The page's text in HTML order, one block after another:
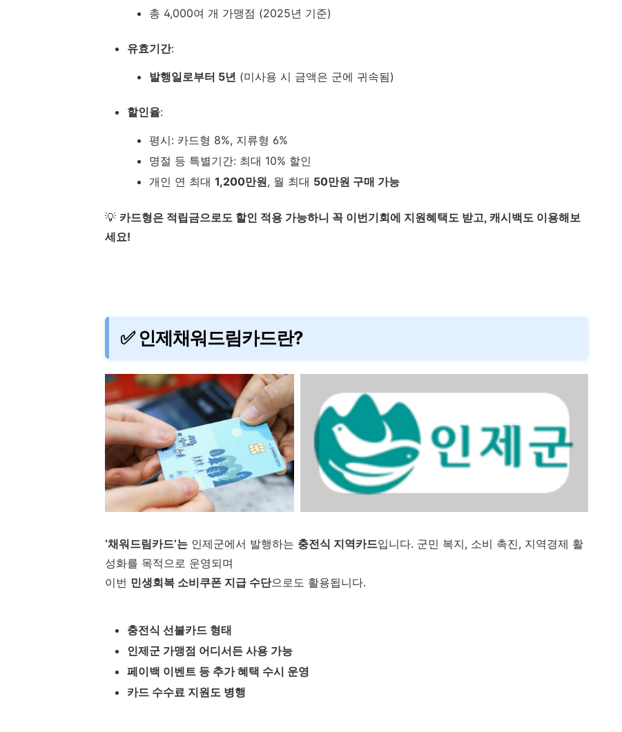
총 4,000여 개 가맹점 (2025년 기준)
유효기간:
발행일로부터 5년 (미사용 시 금액은 군에 귀속됨)
할인율:
평시: 카드형 8%, 지류형 6%
명절 등 특별기간: 최대 10% 할인
개인 연 최대 1,200만원, 월 최대 50만원 구매 가능
💡 카드형은 적립금으로도 할인 적용 가능하니 꼭 이번기회에 지원혜택도 받고, 캐시백도 이용해보
세요!
✅ 인제채워드림카드란?
‘채워드림카드’는 인제군에서 발행하는 충전식 지역카드입니다. 군민 복지, 소비 촉진, 지역경제 활
성화를 목적으로 운영되며
이번 민생회복 소비쿠폰 지급 수단으로도 활용됩니다.
충전식 선불카드 형태
인제군 가맹점 어디서든 사용 가능
페이백 이벤트 등 추가 혜택 수시 운영
카드 수수료 지원도 병행